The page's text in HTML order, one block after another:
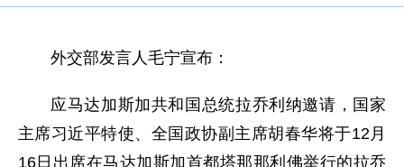
外交部发言人毛宁宣布：
应马达加斯加共和国总统拉乔利纳邀请，国家
主席习近平特使、全国政协副主席胡春华将于12月
16日出席在马达加斯加首都塔那那利佛举行的拉乔